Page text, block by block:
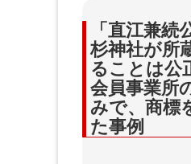
「直江兼
杉神社が所
ることは公
会員事業所
みで、商標
た事例